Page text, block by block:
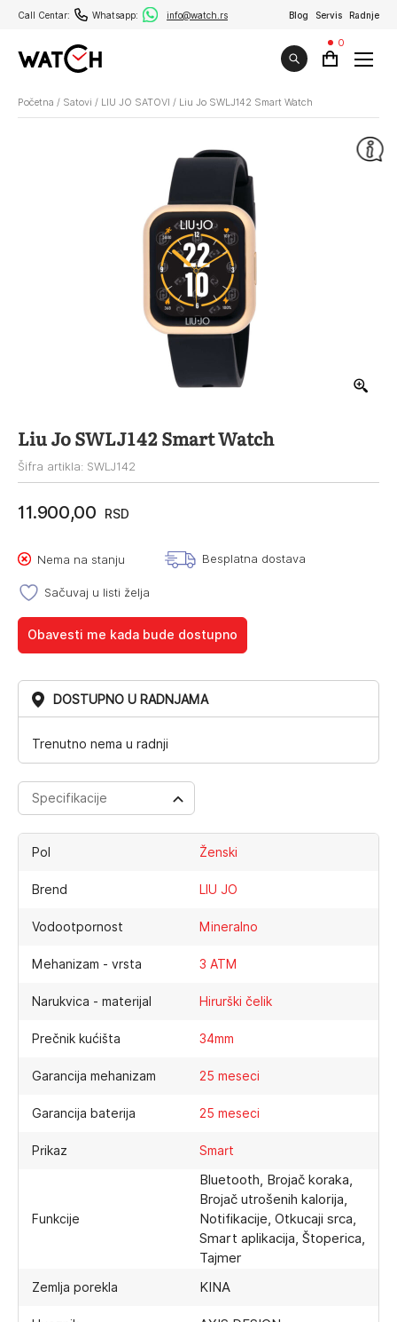
Call Centar: Whatsapp: info@watch.rs Blog Servis Radnje
0
Početna / Satovi / LIU JO SATOVI / Liu Jo SWLJ142 Smart Watch
Liu Jo SWLJ142 Smart Watch
Šifra artikla: SWLJ142
11.900,00 RSD
Nema na stanju Besplatna dostava
Sačuvaj u listi želja
Obavesti me kada bude dostupno
DOSTUPNO U RADNJAMA
Trenutno nema u radnji
Specifikacije
Pol Ženski
Brend LIU JO
Vodootpornost Mineralno
Mehanizam - vrsta 3 ATM
Narukvica - materijal Hirurški čelik
Prečnik kućišta 34mm
Garancija mehanizam 25 meseci
Garancija baterija 25 meseci
Prikaz Smart
Funkcije
Bluetooth, Brojač koraka,
Brojač utrošenih kalorija,
Notifikacije, Otkucaji srca,
Smart aplikacija, Štoperica,
Tajmer
Zemlja porekla KINA